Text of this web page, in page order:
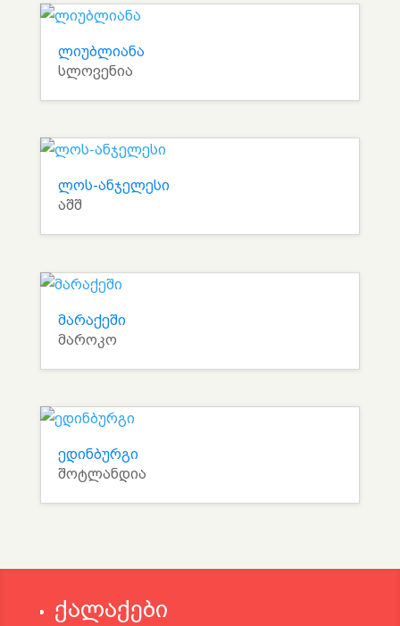
ლიუბლიანა
სლოვენია
ლოს-ანჯელესი
აშშ
მარაქეში
მაროკო
ედინბურგი
შოტლანდია
ქალაქები